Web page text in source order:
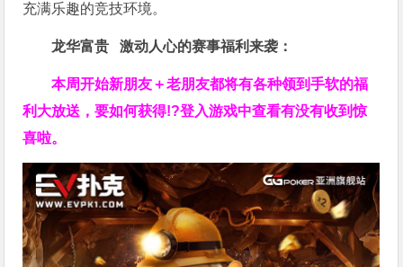
充满乐趣的竞技环境。
龙华富贵 激动人心的赛事福利来袭：
本周开始新朋友＋老朋友都将有各种领到手软的福
利大放送，要如何获得!?登入游戏中查看有没有收到惊
喜啦。